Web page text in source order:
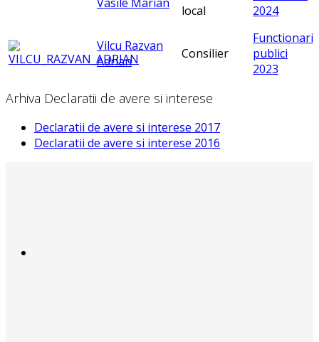
local
2024
Vilcu Razvan
Adrian
Consilier
Functionari
publici
2023
Arhiva Declaratii de avere si interese
Declaratii de avere si interese 2017
Declaratii de avere si interese 2016